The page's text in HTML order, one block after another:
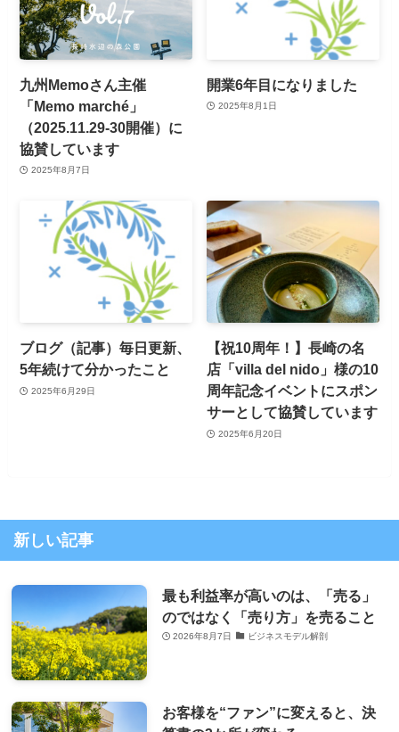
九州Memoさん主催
「Memo marché」
（2025.11.29-30開催）に
協賛しています
2025年8月7日
開業6年目になりました
2025年8月1日
ブログ（記事）毎日更新、
5年続けて分かったこと
2025年6月29日
【祝10周年！】長崎の名
店「villa del nido」様の10
周年記念イベントにスポン
サーとして協賛しています
2025年6月20日
新しい記事
最も利益率が高いのは、「売る」
のではなく「売り方」を売ること
2026年8月7日 ビジネスモデル解剖
お客様を“ファン”に変えると、決